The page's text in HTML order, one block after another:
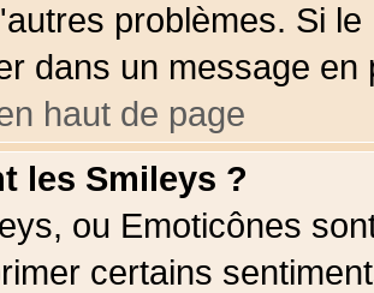
problèmes. Si
dans un message
haut de page
les Smileys ?
ou Emoticônes
certains